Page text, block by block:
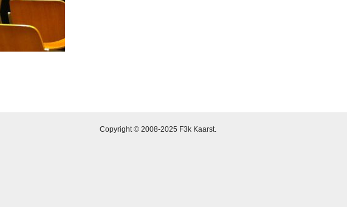
Copyright © 2008-2025 F3k Kaarst.